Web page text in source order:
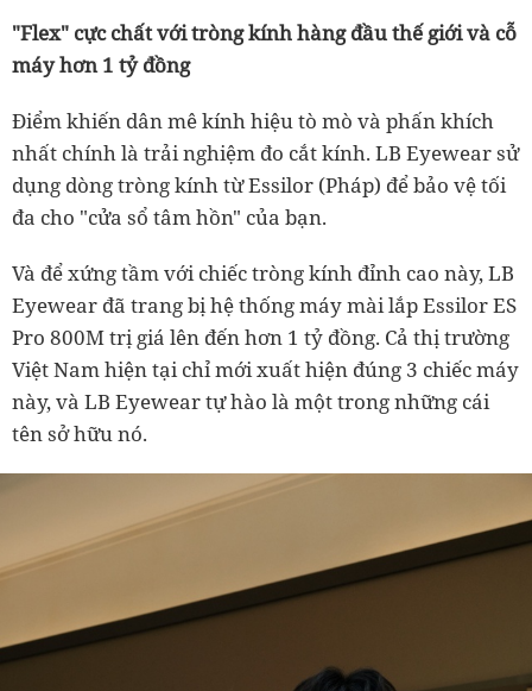
"Flex" cực chất với tròng kính hàng đầu thế giới và cỗ
máy hơn 1 tỷ đồng
Điểm khiến dân mê kính hiệu tò mò và phấn khích
nhất chính là trải nghiệm đo cắt kính. LB Eyewear sử
dụng dòng tròng kính từ Essilor (Pháp) để bảo vệ tối
đa cho "cửa sổ tâm hồn" của bạn.
Và để xứng tầm với chiếc tròng kính đỉnh cao này, LB
Eyewear đã trang bị hệ thống máy mài lắp Essilor ES
Pro 800M trị giá lên đến hơn 1 tỷ đồng. Cả thị trường
Việt Nam hiện tại chỉ mới xuất hiện đúng 3 chiếc máy
này, và LB Eyewear tự hào là một trong những cái
tên sở hữu nó.